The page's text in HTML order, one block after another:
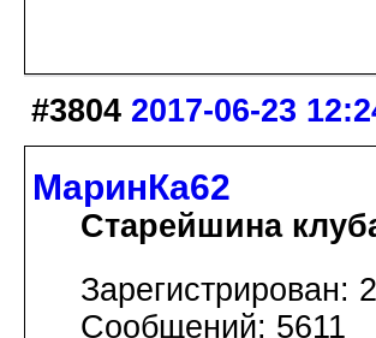
#3804 2017-06-23
МаринКа62
Старейшина
Зарегистрирован:
Сообщений: 5611